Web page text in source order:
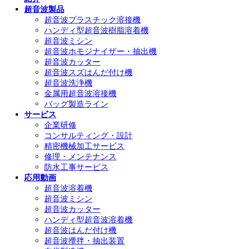
超音波製品
超音波プラスチック溶接機
ハンディ型超音波樹脂溶着機
超音波ミシン
超音波ホモジナイザー・抽出機
超音波カッター
超音波スズはんだ付け機
超音波洗浄機
金属用超音波溶接機
バッグ製造ライン
サービス
企業研修
コンサルティング・設計
精密機械加工サービス
修理・メンテナンス
防水工事サービス
応用動画
超音波溶着機
超音波ミシン
超音波カッター
ハンディ型超音波溶着機
超音波はんだ付け機
超音波攪拌・抽出装置